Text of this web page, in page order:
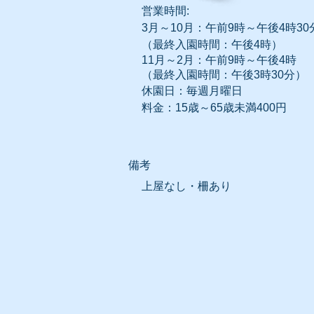
営業時間:
3月～10月：午前9時～午後4時30
（最終入園時間：午後4時）
11月～2月： 午前9時～午後4時
（最終入園時間：午後3時30分）
休園日：毎週月曜日
​料金：15歳～65歳未満400円
​備考
上屋なし・柵あり